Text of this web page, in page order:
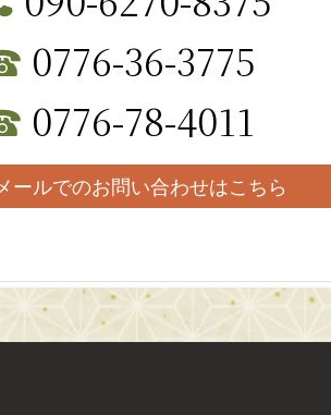
0776-36-3775
0776-78-4011
ールでのお問い合わせはこちら